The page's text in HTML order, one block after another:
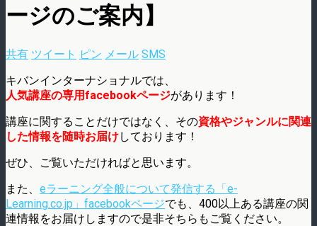
ージのご案内】
共有 ツイート ピン メール SMS
キバンインターナショナルでは、
人気講座の専用facebookページがあります！
講座に関することだけではなく、その資格やジャンルに関連
した情報を随時お届けしております！
ぜひ、ご覧いただければと思います。
また、 eラーニング全般について発信する 「e-
Learning.co.jp 」 facebookページでも、400以上ある講座の関
連情報をお届けしますので是非そちらもご覧ください。